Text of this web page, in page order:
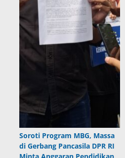
Soroti Program MBG, Massa
di Gerbang Pancasila DPR RI
Minta Anggaran Pendidikan